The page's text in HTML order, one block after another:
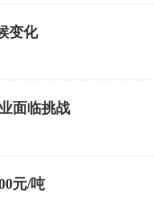
变化
面临挑战
元/吨